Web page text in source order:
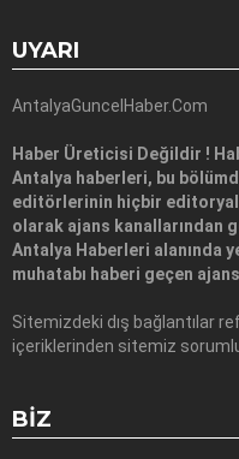
UYARI
AntalyaGuncelHaber.Com
Haber Üreticisi Değildir !
Antalya haberleri, bu
editörlerinin hiçbir
olarak ajans kanallarından
Antalya Haberleri alanında
muhatabı haberi geçen
Sitemizdeki dış bağlantılar
içeriklerinden sitemiz
BIZ